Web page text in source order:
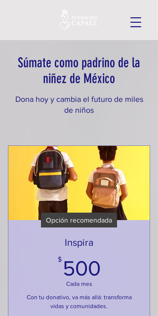
Súmate como padrino de la
niñez de México
Dona hoy y cambia el futuro de miles
de niños
Opción recomendada
Inspira
$ 500
Cada mes
Con tu donativo, va más allá: transforma
vidas y comunidades.